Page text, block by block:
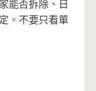
能否拆除、日
。不要只看單